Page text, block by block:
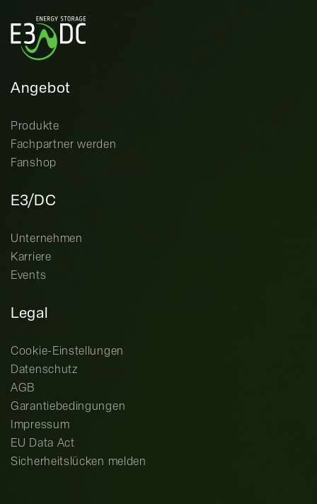
Angebot
Produkte
Fachpartner werden
Fanshop
E3/DC
Unternehmen
Karriere
Events
Legal
Cookie-Einstellungen
Datenschutz
AGB
Garantiebedingungen
Impressum
EU Data Act
Sicherheitslücken melden